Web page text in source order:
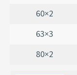
60×2
63×3
80×2